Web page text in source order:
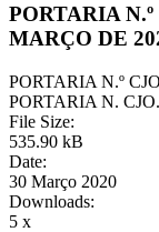
PORTARIA
MARÇO DE
PORTARIA N.º
PORTARIA N.
File Size:
535.90 kB
Date:
30 Março 2020
Downloads:
5 x